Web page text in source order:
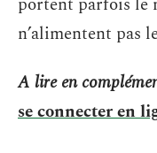
n’alimentent pas
A lire en
se connecter en